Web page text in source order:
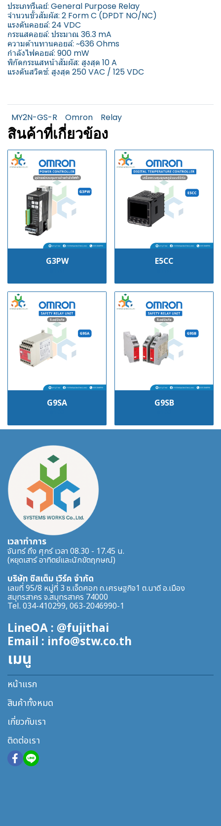
ประเภทรีเลย์: General Purpose Relay
จำนวนขั้วสัมผัส: 2 Form C (DPDT NO/NC)
แรงดันคอยล์: 24 VDC
กระแสคอยล์: ประมาณ 36.3 mA
ความต้านทานคอยล์: ~636 Ohms
กำลังไฟคอยล์: 900 mW
พิกัดกระแสหน้าสัมผัส: สูงสุด 10 A
แรงดันสวิตช์: สูงสุด 250 VAC / 125 VDC
MY2N-GS-R Omron Relay
สินค้าที่เกี่ยวข้อง
G3PW E5CC
G9SA G9SB
เวลาทำการ
จันทร์ ถึง ศุกร์ เวลา 08.30 - 17.45 น.
(หยุดเสาร์ อาทิตย์และนักขัตฤกษณ์)
บริษัท ซิสเต็ม เวิร์ค จำกัด
เลขที่ 95/8 หมู่ที่ 3 ซ.เจ็ดศอก ถ.เศรษฐกิจ1 ต.นาดี อ.เมือง
สมุทรสาคร จ.สมุทรสาคร 74000
Tel. 034-410299, 063-2046990-1
LineOA : @fujithai
Email : info@stw.co.th
เมนู
หน้าแรก
สินค้าทั้งหมด
เกี่ยวกับเรา
ติดต่อเรา